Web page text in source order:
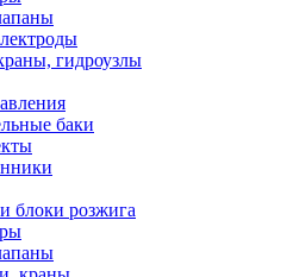
гидроузлы
баки
блоки розжига